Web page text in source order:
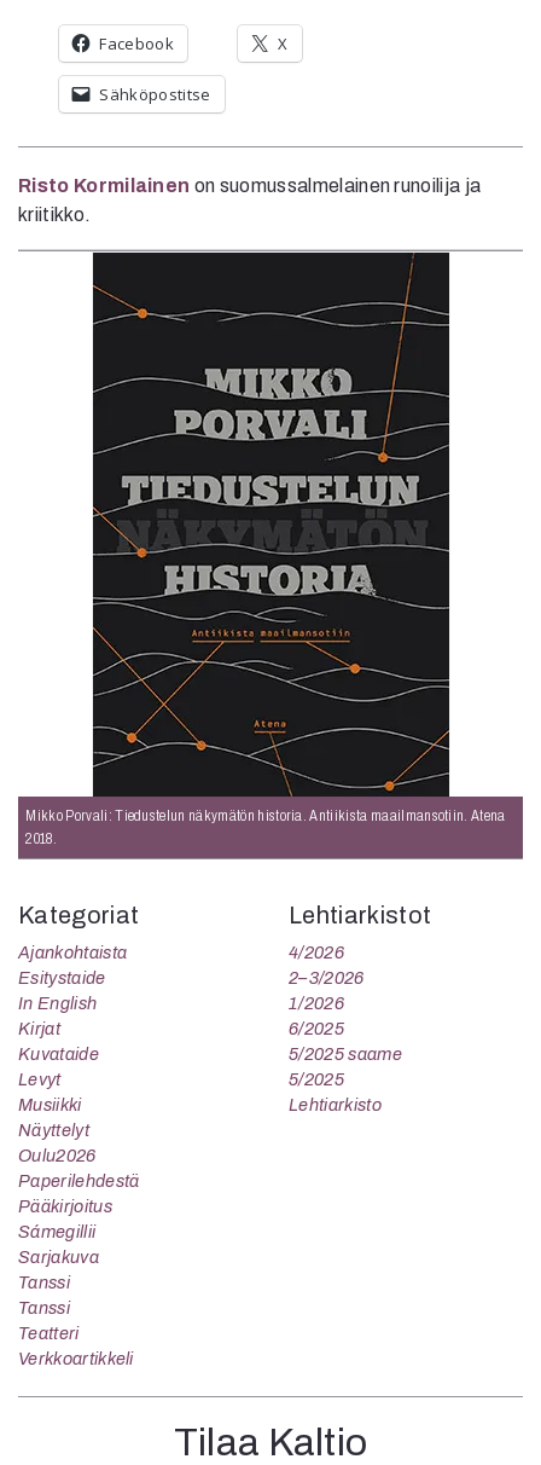
Facebook X
Sähköpostitse
Risto Kormilainen on suomussalmelainen runoilija ja
kriitikko.
Mikko Porvali: Tiedustelun näkymätön historia. Antiikista maailmansotiin. Atena
2018.
Kategoriat
Ajankohtaista
Esitystaide
In English
Kirjat
Kuvataide
Levyt
Musiikki
Näyttelyt
Oulu2026
Paperilehdestä
Pääkirjoitus
Sámegillii
Sarjakuva
Tanssi
Tanssi
Teatteri
Verkkoartikkeli
Lehtiarkistot
4/2026
2–3/2026
1/2026
6/2025
5/2025 saame
5/2025
Lehtiarkisto
Tilaa Kaltio